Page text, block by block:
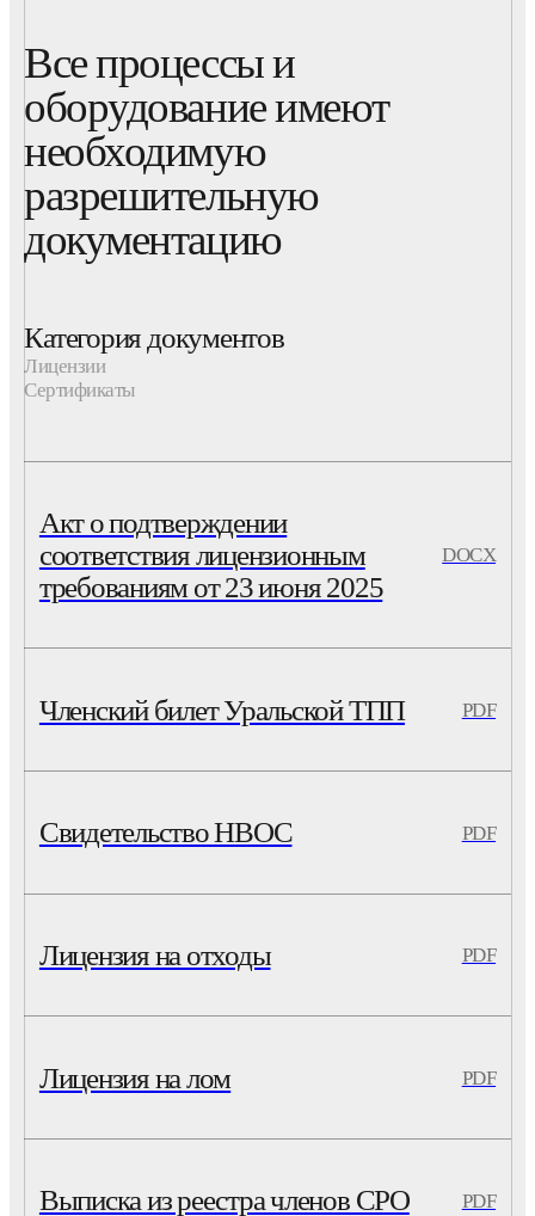
Все процессы и
оборудование имеют
необходимую
разрешительную
документацию
Категория документов
Лицензии
Сертификаты
Акт о подтверждении
соответствия лицензионным
требованиям от 23 июня 2025
DOCX
Членский билет Уральской ТПП PDF
Свидетельство НВОС PDF
Лицензия на отходы PDF
Лицензия на лом PDF
Выписка из реестра членов СРО PDF